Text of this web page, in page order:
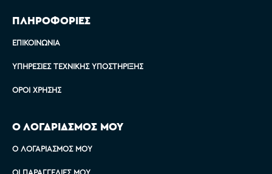
ΠΛΗΡΟΦΟΡΙΕΣ
ΕΠΙΚΟΙΝΩΝΊΑ
ΥΠΗΡΕΣΊΕΣ ΤΕΧΝΙΚΉΣ ΥΠΟΣΤΉΡΙΞΗΣ
ΌΡΟΙ ΧΡΉΣΗΣ
Ο ΛΟΓΑΡΙΑΣΜΟΣ ΜΟΥ
Ο ΛΟΓΑΡΙΑΣΜΌΣ ΜΟΥ
ΟΙ ΠΑΡΑΓΓΕΛΊΕΣ ΜΟΥ